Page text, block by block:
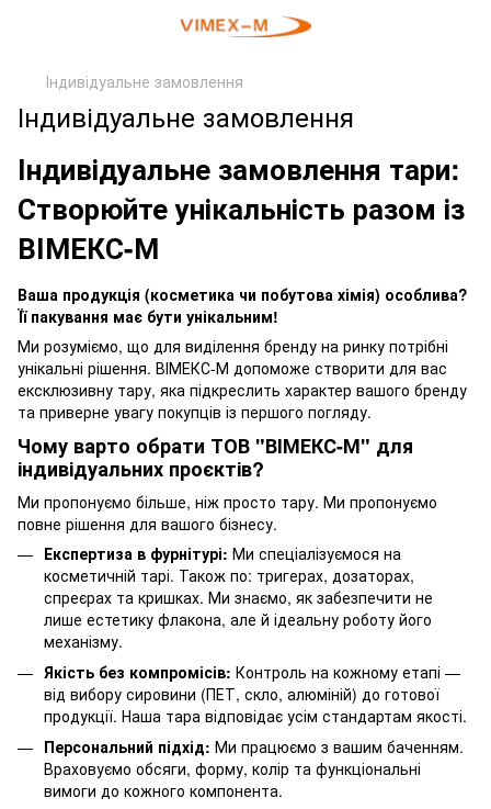
Індивідуальне замовлення
Індивідуальне замовлення
Індивідуальне замовлення тари:
Створюйте унікальність разом із
ВІМЕКС-М
Ваша продукція (косметика чи побутова хімія) особлива?
Її пакування має бути унікальним!
Ми розуміємо, що для виділення бренду на ринку потрібні
унікальні рішення. ВІМЕКС-М допоможе створити для вас
ексклюзивну тару, яка підкреслить характер вашого бренду
та приверне увагу покупців із першого погляду.
Чому варто обрати ТОВ "ВІМЕКС-М" для
індивідуальних проєктів?
Ми пропонуємо більше, ніж просто тару. Ми пропонуємо
повне рішення для вашого бізнесу.
Експертиза в фурнітурі: Ми спеціалізуємося на
косметичній тарі. Також по: тригерах, дозаторах,
спреєрах та кришках. Ми знаємо, як забезпечити не
лише естетику флакона, але й ідеальну роботу його
механізму.
Якість без компромісів: Контроль на кожному етапі —
від вибору сировини (ПЕТ, скло, алюміній) до готової
продукції. Наша тара відповідає усім стандартам якості.
Персональний підхід: Ми працюємо з вашим баченням.
Враховуємо обсяги, форму, колір та функціональні
вимоги до кожного компонента.